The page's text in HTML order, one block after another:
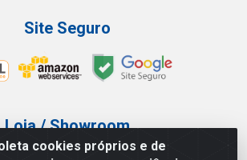
cookies próprios e de
Site Seguro
Loja / Showroom
Tel.: (11) 3227-0546